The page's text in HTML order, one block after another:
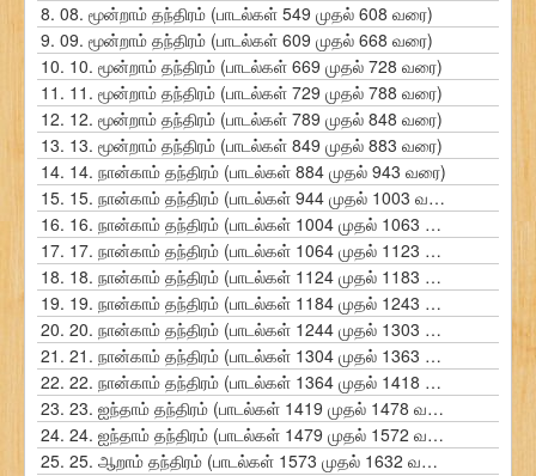
8. 08. மூன்றாம் தந்திரம் (பாடல்கள் 549 முதல் 608 வரை)
9. 09. மூன்றாம் தந்திரம் (பாடல்கள் 609 முதல் 668 வரை)
10. 10. மூன்றாம் தந்திரம் (பாடல்கள் 669 முதல் 728 வரை)
11. 11. மூன்றாம் தந்திரம் (பாடல்கள் 729 முதல் 788 வரை)
12. 12. மூன்றாம் தந்திரம் (பாடல்கள் 789 முதல் 848 வரை)
13. 13. மூன்றாம் தந்திரம் (பாடல்கள் 849 முதல் 883 வரை)
14. 14. நான்காம் தந்திரம் (பாடல்கள் 884 முதல் 943 வரை)
15. 15. நான்காம் தந்திரம் (பாடல்கள் 944 முதல் 1003 வரை)
16. 16. நான்காம் தந்திரம் (பாடல்கள் 1004 முதல் 1063 வரை)
17. 17. நான்காம் தந்திரம் (பாடல்கள் 1064 முதல் 1123 வரை)
18. 18. நான்காம் தந்திரம் (பாடல்கள் 1124 முதல் 1183 வரை)
19. 19. நான்காம் தந்திரம் (பாடல்கள் 1184 முதல் 1243 வரை)
20. 20. நான்காம் தந்திரம் (பாடல்கள் 1244 முதல் 1303 வரை)
21. 21. நான்காம் தந்திரம் (பாடல்கள் 1304 முதல் 1363 வரை)
22. 22. நான்காம் தந்திரம் (பாடல்கள் 1364 முதல் 1418 வரை)
23. 23. ஐந்தாம் தந்திரம் (பாடல்கள் 1419 முதல் 1478 வரை)
24. 24. ஐந்தாம் தந்திரம் (பாடல்கள் 1479 முதல் 1572 வரை)
25. 25. ஆறாம் தந்திரம் (பாடல்கள் 1573 முதல் 1632 வரை)